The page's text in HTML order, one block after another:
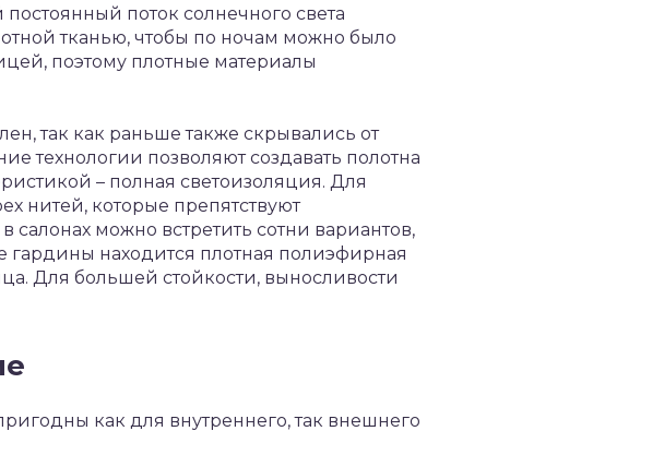
поток солнечного света
тканью, чтобы по ночам можно было
поэтому плотные материалы
так как раньше также скрывались от
технологии позволяют создавать полотна
– полная светоизоляция. Для
нитей, которые препятствуют
можно встретить сотни вариантов,
находится плотная полиэфирная
Для большей стойкости, выносливости
как для внутреннего, так внешнего